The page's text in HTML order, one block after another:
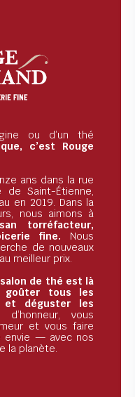
ou d’un thé
c’est Rouge
ans dans la rue
Saint-Étienne,
en 2019. Dans la
nous aimons à
torréfacteur,
fine. Nous
de nouveaux
meilleur prix.
de thé est là
goûter tous les
déguster les
vous
et vous faire
envie — avec nos
la planète.